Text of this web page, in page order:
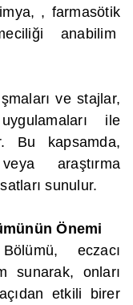
, farmasötik
anabilim
ve stajlar,
ile
Bu kapsamda,
araştırma
sunulur.
Önemi
eczacı
sunarak, onları
etkili birer